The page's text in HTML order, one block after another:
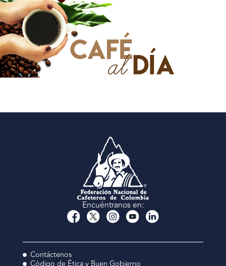
Encuéntranos en:
Contáctenos
Código de Ética y Buen Gobierno